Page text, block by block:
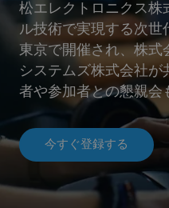
松エレクトロニクス株
ル技術で実現する次
東京で開催され、株式
システムズ株式会社が
者や参加者との懇親会
今すぐ登録する